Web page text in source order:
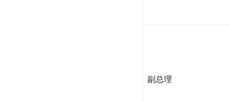
副总理